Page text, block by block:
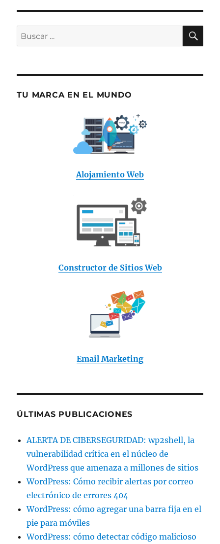
Buscar
por:
TU MARCA EN EL MUNDO
Alojamiento Web
Constructor de Sitios Web
Email Marketing
ÚLTIMAS PUBLICACIONES
ALERTA DE CIBERSEGURIDAD: wp2shell, la
vulnerabilidad crítica en el núcleo de
WordPress que amenaza a millones de sitios
WordPress: Cómo recibir alertas por correo
electrónico de errores 404
WordPress: cómo agregar una barra fija en el
pie para móviles
WordPress: cómo detectar código malicioso